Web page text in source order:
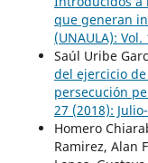
que generan
(UNAULA):
Saúl Uribe
del ejercicio
persecución
27 (2018):
Homero
Ramirez, Alan